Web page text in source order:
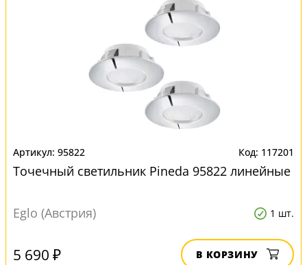
95822 117201
Точечный светильник Pineda 95822 линейные
Eglo (Австрия) 1 шт.
5 690 ₽ В КОРЗИНУ